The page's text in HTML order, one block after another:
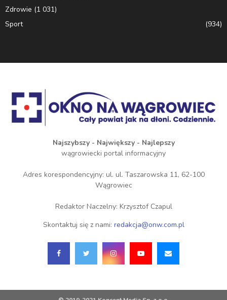
Zdrowie (1 031)
Sport
(934)
Najszybszy - Największy - Najlepszy
wągrowiecki portal informacyjny
Adres korespondencyjny: ul. ul. Taszarowska 11, 62-100
Wągrowiec
Redaktor Naczelny: Krzysztof Czapul
Skontaktuj się z nami: redakcja@onw.com.pl